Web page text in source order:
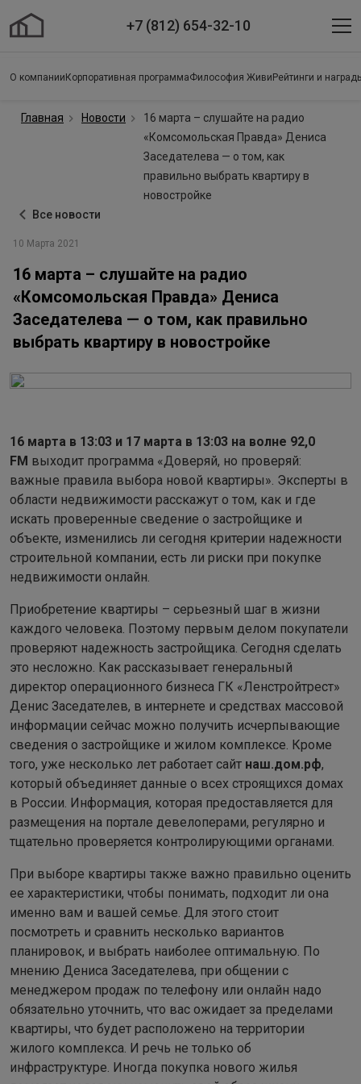
+7 (812) 654-32-10
О компании Корпоративная программаФилософия Живи Рейтинги и
Главная Новости
16 марта – слушайте на радио
«Комсомольская Правда» Дениса
Заседателева — о том, как
правильно выбрать квартиру в
новостройке
Все новости
10 Марта 2021
16 марта – слушайте на радио
«Комсомольская Правда» Дениса
Заседателева — о том, как правильно
выбрать квартиру в новостройке
16 марта в 13:03 и 17 марта в 13:03 на волне 92,0
FM выходит программа «Доверяй, но проверяй:
важные правила выбора новой квартиры». Эксперты в
области недвижимости расскажут о том, как и где
искать проверенные сведение о застройщике и
объекте, изменились ли сегодня критерии надежности
строительной компании, есть ли риски при покупке
недвижимости онлайн.
Приобретение квартиры – серьезный шаг в жизни
каждого человека. Поэтому первым делом покупатели
проверяют надежность застройщика. Сегодня сделать
это несложно. Как рассказывает генеральный
директор операционного бизнеса ГК «Ленстройтрест»
Денис Заседателев, в интернете и средствах массовой
информации сейчас можно получить исчерпывающие
сведения о застройщике и жилом комплексе. Кроме
того, уже несколько лет работает сайт наш.дом.рф,
который объединяет данные о всех строящихся домах
в России. Информация, которая предоставляется для
размещения на портале девелоперами, регулярно и
тщательно проверяется контролирующими органами.
При выборе квартиры также важно правильно оценить
ее характеристики, чтобы понимать, подходит ли она
именно вам и вашей семье. Для этого стоит
посмотреть и сравнить несколько вариантов
планировок, и выбрать наиболее оптимальную. По
мнению Дениса Заседателева, при общении с
менеджером продаж по телефону или онлайн надо
обязательно уточнить, что вас ожидает за пределами
квартиры, что будет расположено на территории
жилого комплекса. И речь не только об
инфраструктуре. Иногда покупка нового жилья